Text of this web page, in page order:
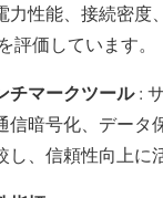
力性能、接続密度
評価しています。
チマークツール:
信暗号化、データ
し、信頼性向上に